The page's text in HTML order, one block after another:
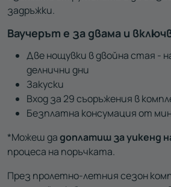
задръжки.
Ваучерът е за двама и
Две нощувки в двойна стая -
делнични дни
Закуски
Вход за 29 съоръжения в
Безплатна консумация от
*Можеш дадоплатиш за уикенд
процеса на поръчката.
През пролетно-летния сезон